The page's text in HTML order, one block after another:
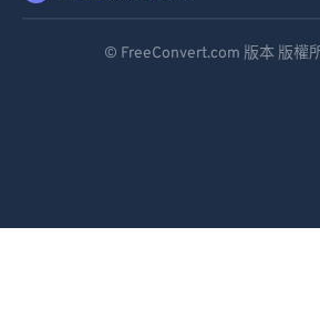
© FreeConvert.com 版本 版權